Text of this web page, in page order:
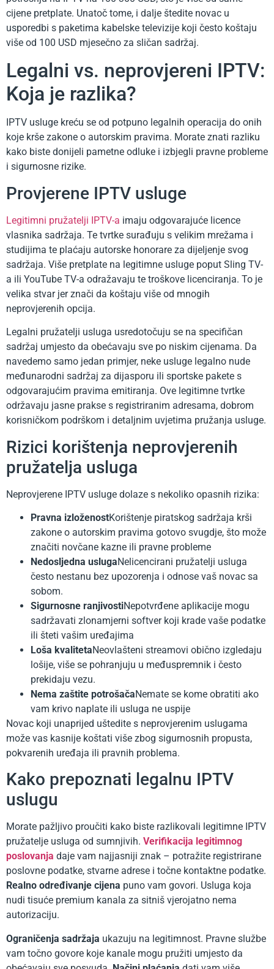
cijene pretplate. Unatoč tome, i dalje štedite novac u
usporedbi s paketima kabelske televizije koji često koštaju
više od 100 USD mjesečno za sličan sadržaj.
Legalni vs. neprovjereni IPTV:
Koja je razlika?
IPTV usluge kreću se od potpuno legalnih operacija do onih
koje krše zakone o autorskim pravima. Morate znati razliku
kako biste donijeli pametne odluke i izbjegli pravne probleme
i sigurnosne rizike.
Provjerene IPTV usluge
Legitimni pružatelji IPTV-a imaju odgovarajuće licence
vlasnika sadržaja. Te tvrtke surađuju s velikim mrežama i
studijima te plaćaju autorske honorare za dijeljenje svog
sadržaja. Više pretplate na legitimne usluge poput Sling TV-
a ili YouTube TV-a odražavaju te troškove licenciranja. To je
velika stvar jer znači da koštaju više od mnogih
neprovjerenih opcija.
Legalni pružatelji usluga usredotočuju se na specifičan
sadržaj umjesto da obećavaju sve po niskim cijenama. Da
navedemo samo jedan primjer, neke usluge legalno nude
međunarodni sadržaj za dijasporu ili sportske pakete s
odgovarajućim pravima emitiranja. Ove legitimne tvrtke
održavaju jasne prakse s registriranim adresama, dobrom
korisničkom podrškom i detaljnim uvjetima pružanja usluge.
Rizici korištenja neprovjerenih
pružatelja usluga
Neprovjerene IPTV usluge dolaze s nekoliko opasnih rizika:
Pravna izloženostKorištenje piratskog sadržaja krši
zakone o autorskim pravima gotovo svugdje, što može
značiti novčane kazne ili pravne probleme
Nedosljedna uslugaNelicencirani pružatelji usluga
često nestanu bez upozorenja i odnose vaš novac sa
sobom.
Sigurnosne ranjivostiNepotvrđene aplikacije mogu
sadržavati zlonamjerni softver koji krade vaše podatke
ili šteti vašim uređajima
Loša kvalitetaNeovlašteni streamovi obično izgledaju
lošije, više se pohranjuju u međuspremnik i često
prekidaju vezu.
Nema zaštite potrošačaNemate se kome obratiti ako
vam krivo naplate ili usluga ne uspije
Novac koji unaprijed uštedite s neprovjerenim uslugama
može vas kasnije koštati više zbog sigurnosnih propusta,
pokvarenih uređaja ili pravnih problema.
Kako prepoznati legalnu IPTV
uslugu
Morate pažljivo proučiti kako biste razlikovali legitimne IPTV
pružatelje usluga od sumnjivih. Verifikacija legitimnog
poslovanja daje vam najjasniji znak – potražite registrirane
poslovne podatke, stvarne adrese i točne kontaktne podatke.
Realno određivanje cijena puno vam govori. Usluga koja
nudi tisuće premium kanala za sitniš vjerojatno nema
autorizaciju.
Ograničenja sadržaja ukazuju na legitimnost. Pravne službe
vam točno govore koje kanale mogu pružiti umjesto da